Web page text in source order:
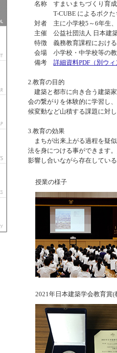
名称 すまいまちづくり育
T-CUBE によるボクたち
対者 主に小学校5～6年生
主催 公益社団法人 日本建
特徴 義務教育課程における
会場 小学校・中学校等の教
備考 詳細資料PDF（別ウィ
2.教育の目的
建築と都市に向き合う建築
会の繋がりを体験的に学習し
候変動など山積する課題に対
3.教育の効果
まちが出来上がる過程を疑
法を身につける事ができます
影響し合いながら存在してい
授業の様子
2021年日本建築学会教育賞(